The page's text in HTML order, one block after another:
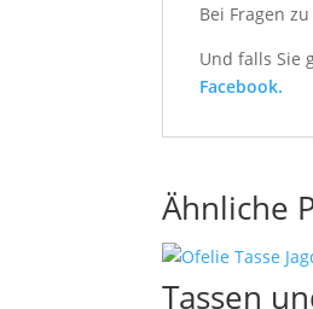
Bei Fragen
Und falls Sie
Facebook.
Ähnliche
Tassen